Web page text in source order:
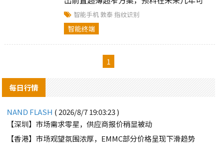
望是全面屏前置指纹方案的首选。
智能手机敦泰指纹识别
智能终端
1
每日行情
NAND FLASH ( 2026/8/7 19:03:23 )
【深圳】市场需求零星，供应商报价稍显被动
【香港】市场观望氛围浓厚，EMMC部分价格呈现下滑趋势